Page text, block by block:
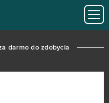
darmo do zdobycia